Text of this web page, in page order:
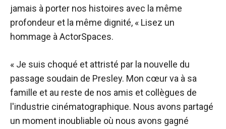
jamais à porter nos histoires avec la même
profondeur et la même dignité, « Lisez un
hommage à ActorSpaces.
« Je suis choqué et attristé par la nouvelle du
passage soudain de Presley. Mon cœur va à sa
famille et au reste de nos amis et collègues de
l'industrie cinématographique. Nous avons partagé
un moment inoubliable où nous avons gagné